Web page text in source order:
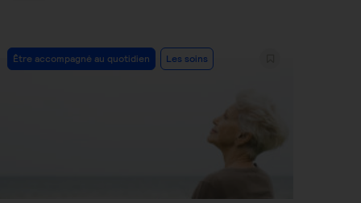
Post
Category:
Être accompagné au quotidien Les soins